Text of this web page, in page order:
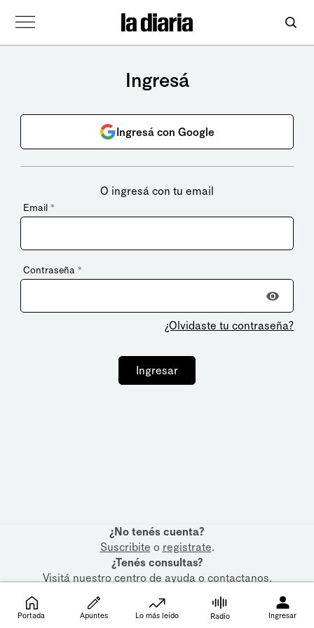
Ingresá
Ingresá con Google
O ingresá con tu email
Email *
Contraseña *
¿Olvidaste tu contraseña?
Ingresar
¿No tenés cuenta?
Suscribite o registrate.
¿Tenés consultas?
Visitá nuestrocentro de ayudaocontactanos.
Portada Apuntes Lo más leído Radio Ingresar